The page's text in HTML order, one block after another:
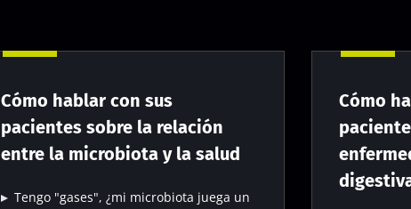
Cómo hablar con sus
pacientes sobre la relación
entre la microbiota y la salud
Tengo "gases", ¿mi microbiota juega un
Cómo